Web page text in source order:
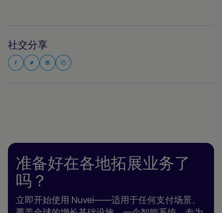
社交分享
准备好在各地拓展业务了
吗？
立即开始使用 Nuvei——适用于任何支付场景、